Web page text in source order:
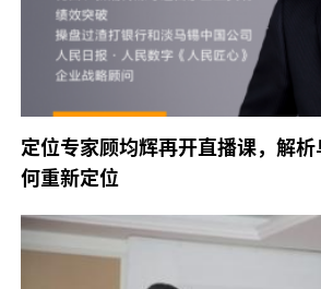
定位专家顾均辉再开直播课，解析
何重新定位